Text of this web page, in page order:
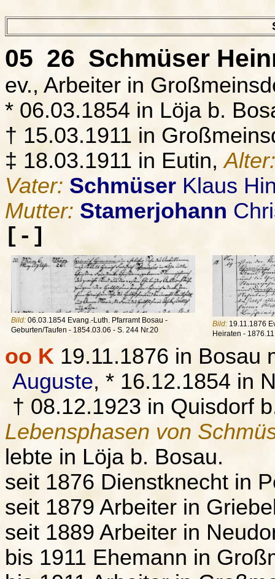
05 26 Schmüser
ev., Arbeiter in
* 06.03.1854 in Löja b.
† 15.03.1911 in
‡ 18.03.1911 in Eutin,Alter:
Vater: Schmüser Klaus
Mutter: Stamerjohann
[-]
Bild: 06.03.1854 Evang.-Luth. Pfarramt Bosau -
Geburten/Taufen - 1854.03.06 - S. 244 Nr.20
Bild: 19.11.1876
Heiraten -
oo K 19.11.1876 in Bosau
Auguste, * 16.12.1854 in
† 08.12.1923 in Quisdorf
Lebensphasen von
lebte in Löja b. Bosau.
seit 1876 Dienstknecht in
seit 1879 Arbeiter in
seit 1889 Arbeiter in
bis 1911 Ehemann in